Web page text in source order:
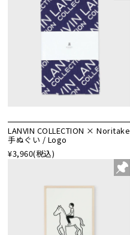
LANVIN COLLECTION × Noritake
手ぬぐい / Logo
¥3,960(税込)